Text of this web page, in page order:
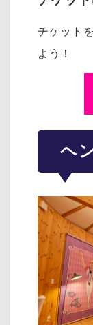
チケット
よう！
ヘ